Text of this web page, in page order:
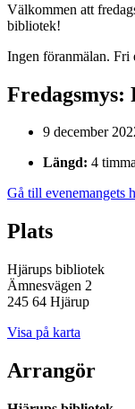
Välkommen att
bibliotek!
Ingen föranmälan. Fri
Fredagsmys:
9 december
Längd: 4
Gå till evenemangets
Plats
Hjärups bibliotek
Ämnesvägen 2
245 64 Hjärup
Visa på karta
Arrangör